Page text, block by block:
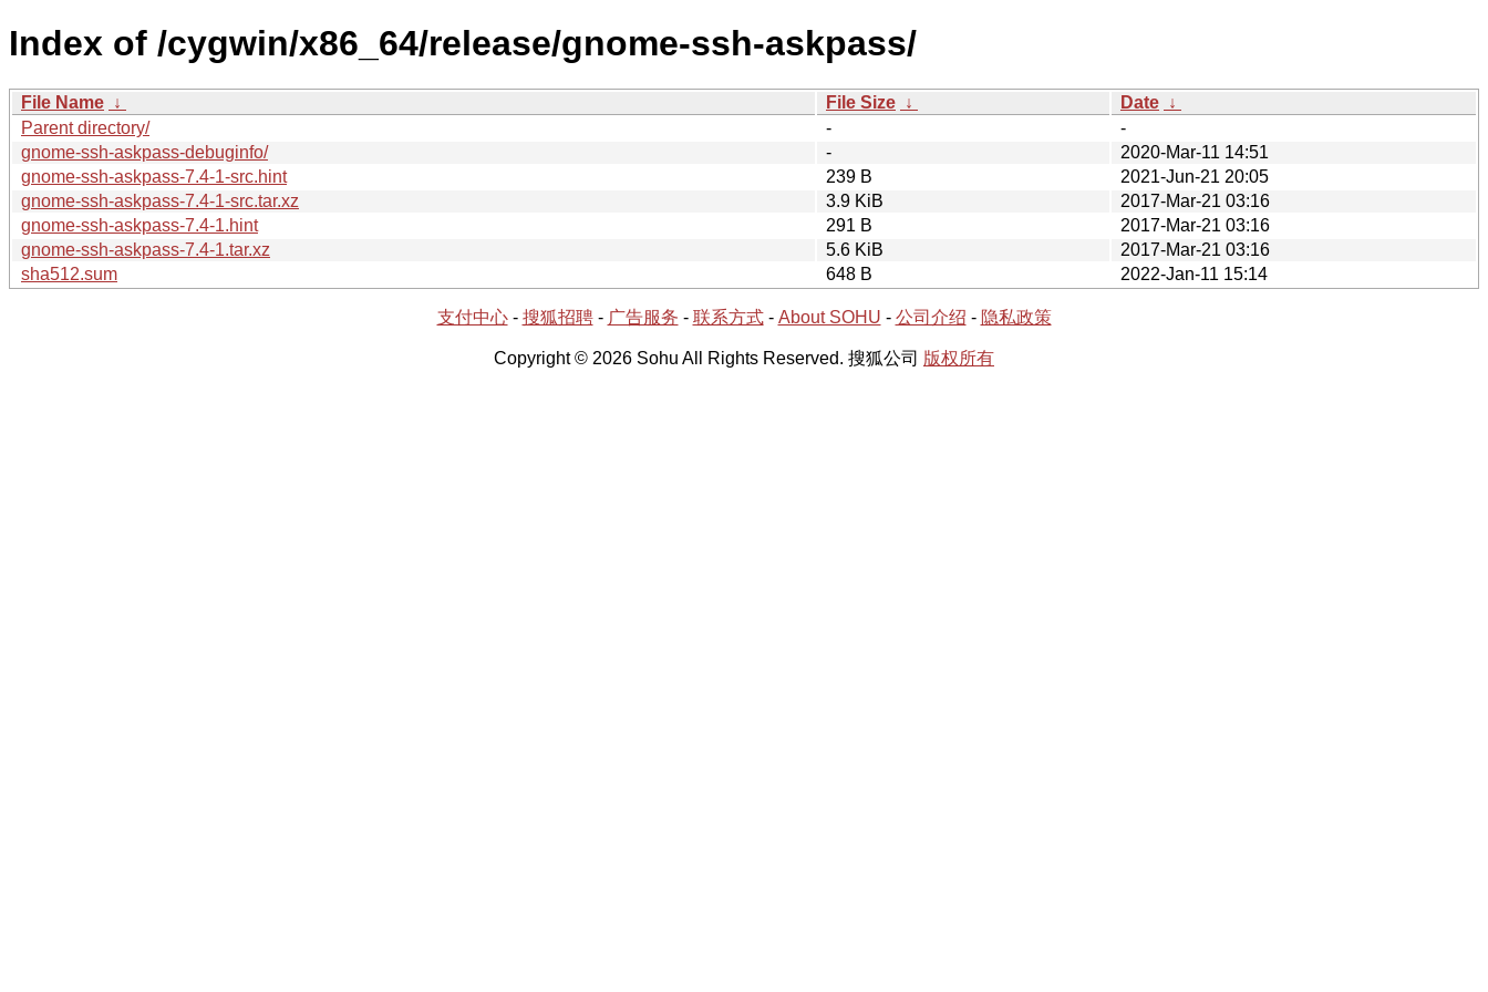
Index of /cygwin/x86_64/release/gnome-ssh-askpass/
File Name ↓ File Size ↓ Date ↓
Parent directory/
-
-
gnome-ssh-askpass-debuginfo/
-
2020-Mar-11 14:51
gnome-ssh-askpass-7.4-1-src.hint
239 B
2021-Jun-21 20:05
gnome-ssh-askpass-7.4-1-src.tar.xz
3.9 KiB
2017-Mar-21 03:16
gnome-ssh-askpass-7.4-1.hint
291 B
2017-Mar-21 03:16
gnome-ssh-askpass-7.4-1.tar.xz
5.6 KiB
2017-Mar-21 03:16
sha512.sum
648 B 2022-Jan-11 15:14
支付中心- 搜狐招聘- 广告服务 - 联系方式- About SOHU - 公司介绍 - 隐私政策
Copyright © 2026 Sohu All Rights Reserved. 搜狐公司 版权所有